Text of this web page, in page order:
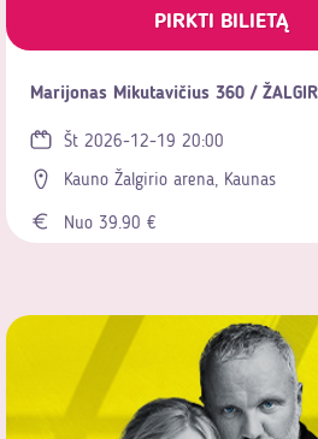
PIRKTI BILIETĄ
Marijonas Mikutavičius 360 /
Št 2026-12-19 20:00
Kauno Žalgirio arena, Kaunas
Nuo 39.90 €